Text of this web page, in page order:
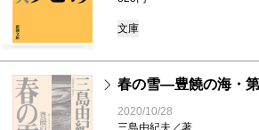
文庫
春の雪―豊饒の海・
2020/10/28